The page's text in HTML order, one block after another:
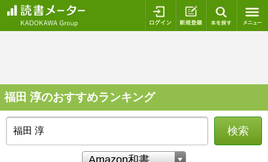
ログイン 新規登録
福田 淳のおすすめランキング
検索